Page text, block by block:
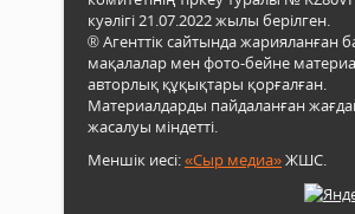
куәлігі 21.07.2022 жылы берілген.
® Агенттік сайтында жарияланған
мақалалар мен фото-бейне
авторлық құқықтары қорғалған.
Материалдарды пайдаланған
жасалуы міндетті.
Меншік иесі:«Сыр медиа»ЖШС.